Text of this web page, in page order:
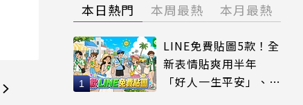
本日熱門 本周最熱 本月最熱
LINE免費貼圖5款！全
新表情貼爽用半年
「好人一生平安」、